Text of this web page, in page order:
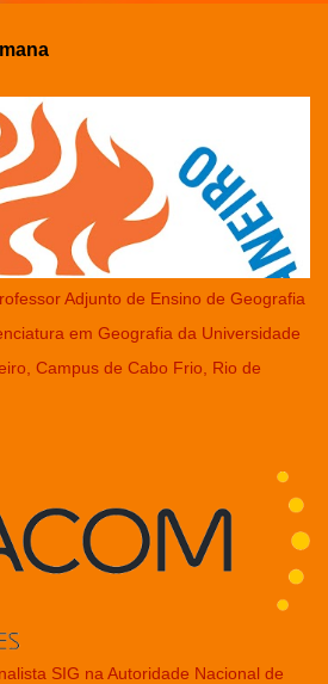
Adjunto de Ensino de Geografia
em Geografia da Universidade
Campus de Cabo Frio, Rio de
SIG na Autoridade Nacional de